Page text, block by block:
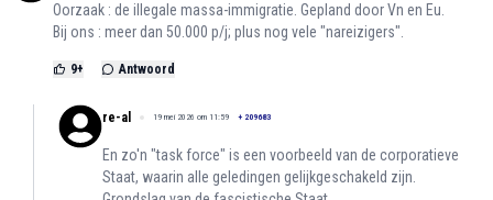
Oorzaak : de illegale massa-immigratie. Gepland door Vn en Eu.
Bij ons : meer dan 50.000 p/j; plus nog vele "nareizigers".
9+ Antwoord
re-al 19 mei 2026 om 11:59 + 209683
En zo'n "task force" is een voorbeeld van de corporatieve
Staat, waarin alle geledingen gelijkgeschakeld zijn.